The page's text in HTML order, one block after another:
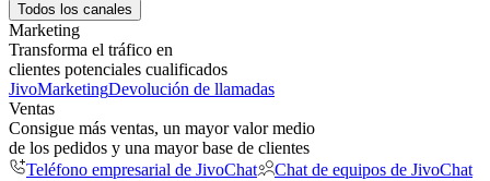
Todos los canales
Marketing
Transforma el tráfico en
clientes potenciales cualificados
JivoMarketingDevolución de llamadas
Ventas
Consigue más ventas, un mayor valor medio
de los pedidos y una mayor base de clientes
Teléfono empresarial de JivoChat
Chat de equipos de JivoChat